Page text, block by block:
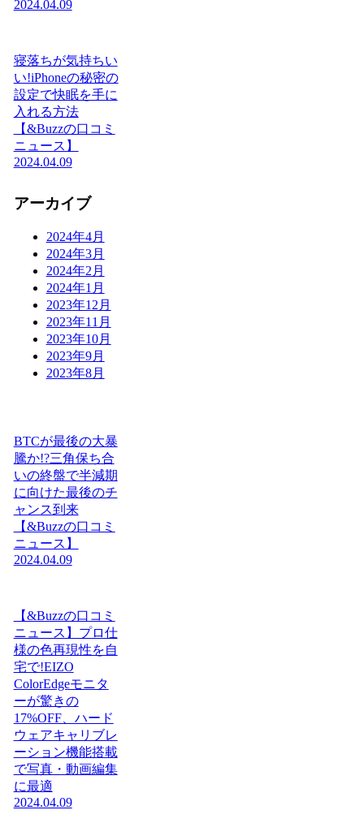
2024.04.09
寝落ちが気持ちい
い!iPhoneの秘密の
設定で快眠を手に
入れる方法
【&Buzzの口コミ
ニュース】
2024.04.09
アーカイブ
2024年4月
2024年3月
2024年2月
2024年1月
2023年12月
2023年11月
2023年10月
2023年9月
2023年8月
BTCが最後の大暴
騰か!?三角保ち合
いの終盤で半減期
に向けた最後のチ
ャンス到来
【&Buzzの口コミ
ニュース】
2024.04.09
【&Buzzの口コミ
ニュース】プロ仕
様の色再現性を自
宅で!EIZO
ColorEdgeモニタ
ーが驚きの
17%OFF、ハード
ウェアキャリブレ
ーション機能搭載
で写真・動画編集
に最適
2024.04.09